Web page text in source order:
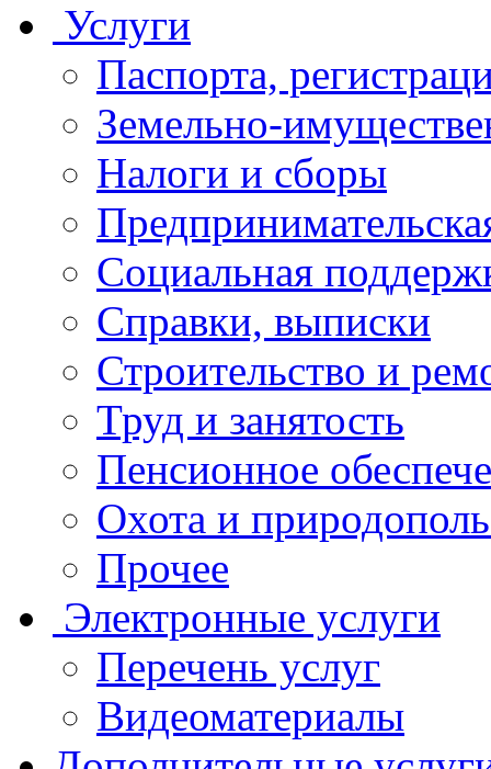
Услуги
Паспорта,
Земельно-
Налоги и сборы
Социальная
Справки, выписки
Строительство и
Труд и занятость
Пенсионное
Охота и
Прочее
Электронные услуги
Перечень услуг
Видеоматериалы